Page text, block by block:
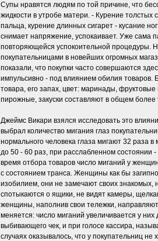
Супы нравятся людям по той причине, что
жидкости в утробе матери. - Курение толстых
пальца, курение длинных сигарет - кусание
снимает напряжение, успокаивает. Уже сама
повторяющейся успокоительной процедуры.
покупательницами в новейших огромных
показали, что покупки часто совершаются
импульсивно - под влиянием обилия
товара, его запах, цвет: маринады,
пирожные, закуски составляют в общем более
Джеймс Викари взялся исследовать это
выбрал количество мигания глаз
нормального человека глаза мигают 32 раза
до 50 - 60 раз, при расслабленном состоянии
время отбора товаров число миганий у
с состоянием транса. Женщины как бы
изобилием, они не замечают своих знакомых,
спотыкаются о ящики, не видят камеры,
женщины, наполнив свои тележки,
меняется: число миганий увеличивается у
выбивающего чек, и при голосе кассира,
случаях оказывалось, что у покупательниц не